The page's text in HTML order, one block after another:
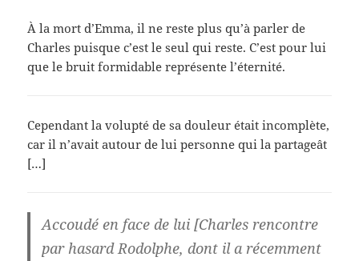
À la mort d’Emma, il ne reste plus qu’à parler de
Charles puisque c’est le seul qui reste. C’est pour lui
que le bruit formidable représente l’éternité.
Cependant la volupté de sa douleur était incomplète,
car il n’avait autour de lui personne qui la partageât
[…]
Accoudé en face de lui [Charles rencontre
par hasard Rodolphe, dont il a récemment